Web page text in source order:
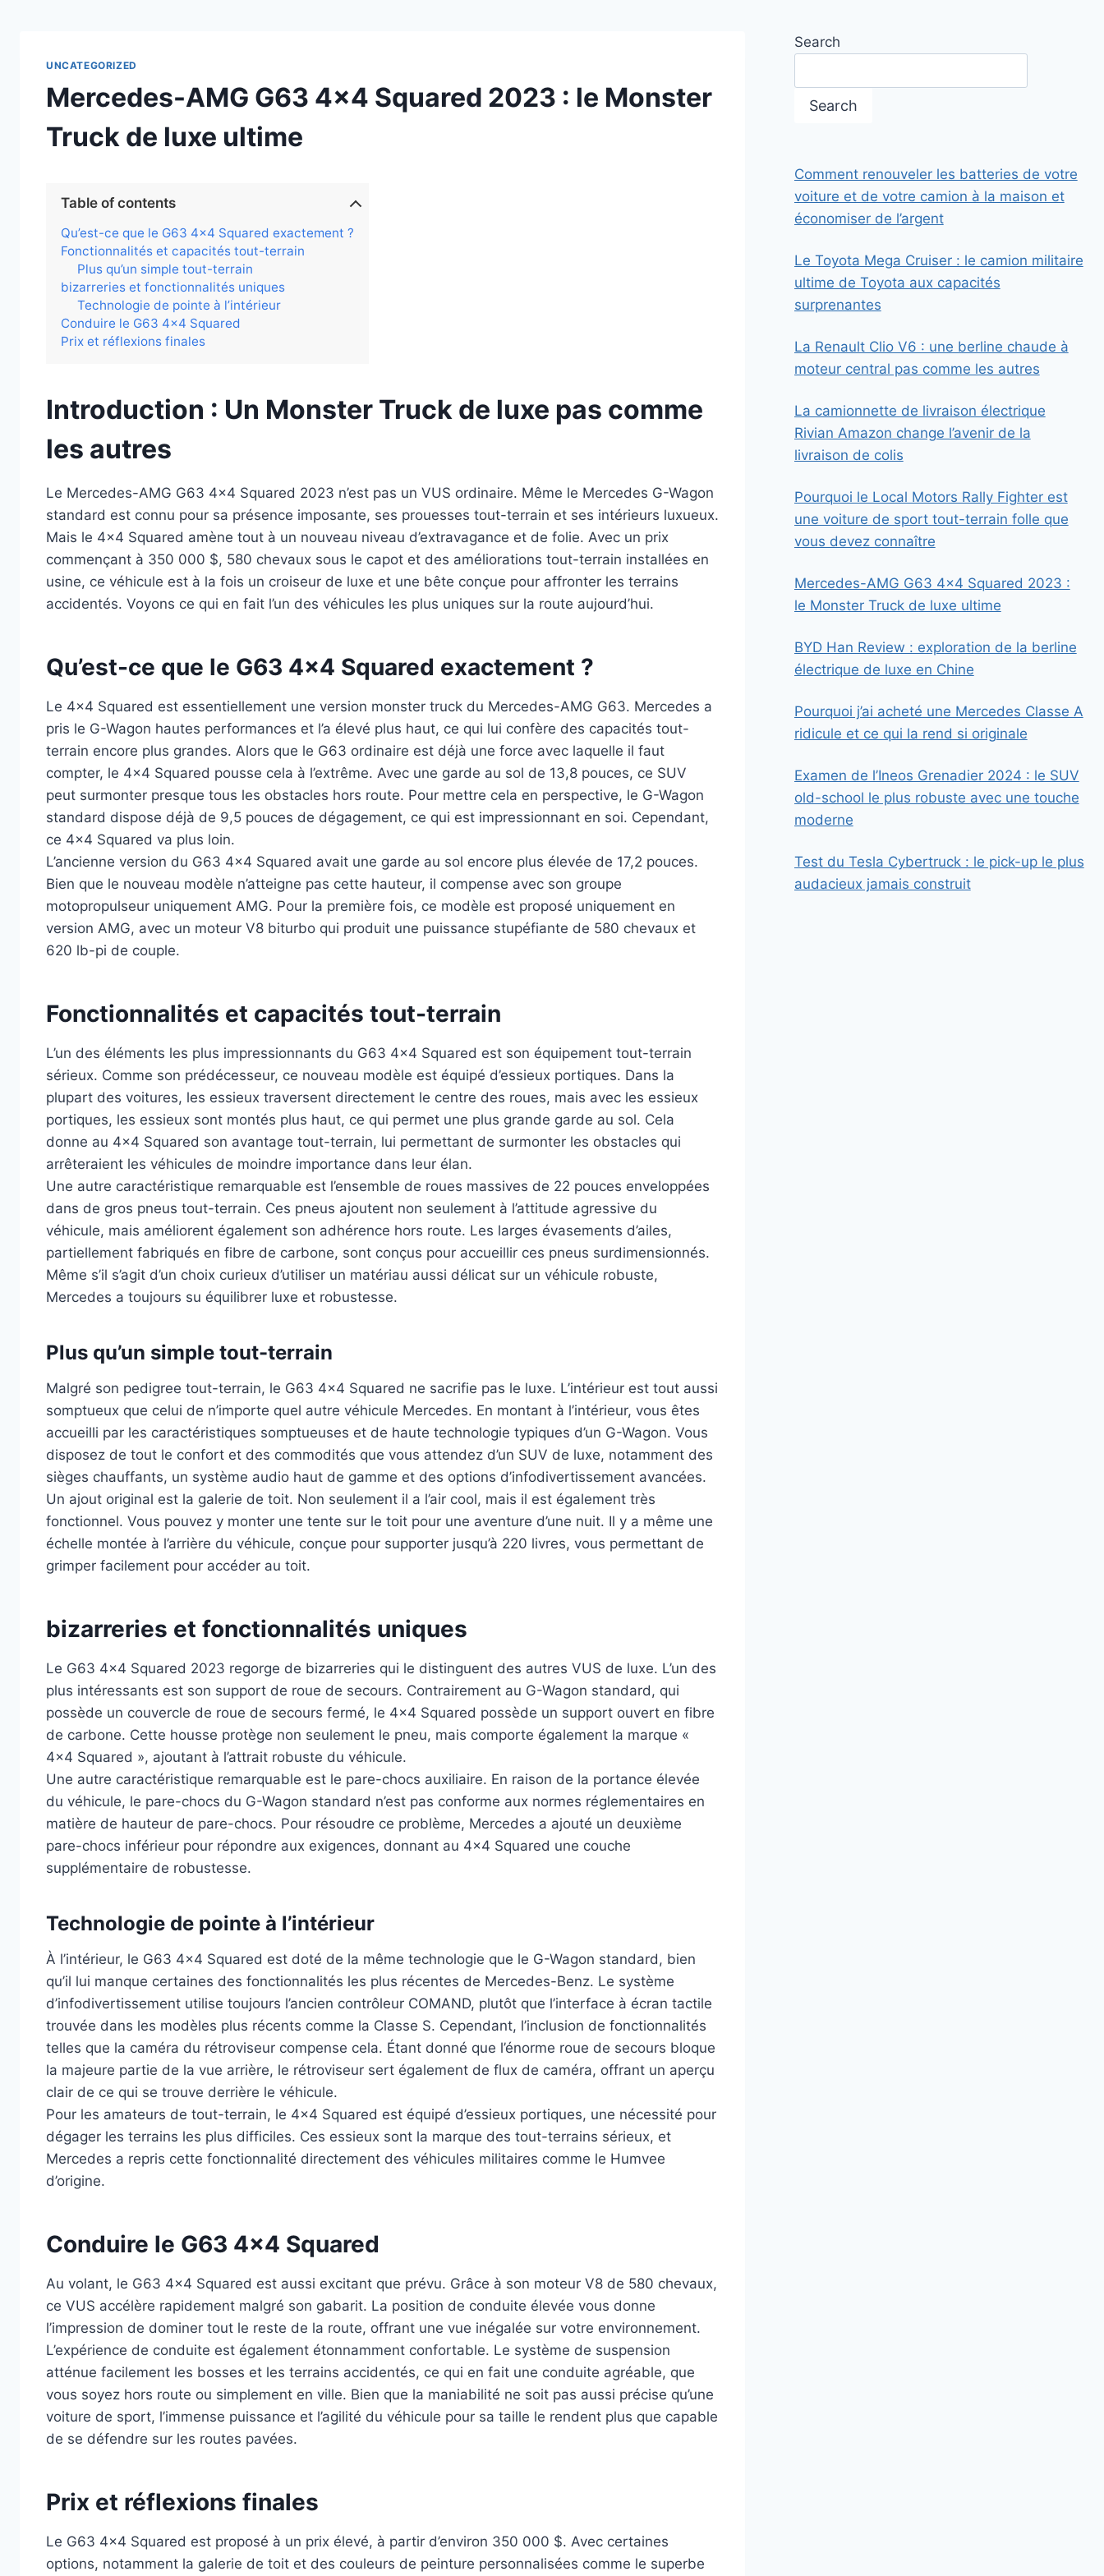
UNCATEGORIZED
Mercedes-AMG G63 4×4 Squared 2023 : le Monster
Truck de luxe ultime
Table of contents
Qu’est-ce que le G63 4×4 Squared exactement ?
Fonctionnalités et capacités tout-terrain
Plus qu’un simple tout-terrain
bizarreries et fonctionnalités uniques
Technologie de pointe à l’intérieur
Conduire le G63 4×4 Squared
Prix et réflexions finales
Introduction : Un Monster Truck de luxe pas comme
les autres
Le Mercedes-AMG G63 4×4 Squared 2023 n’est pas un VUS ordinaire. Même le Mercedes G-Wagon
standard est connu pour sa présence imposante, ses prouesses tout-terrain et ses intérieurs luxueux.
Mais le 4×4 Squared amène tout à un nouveau niveau d’extravagance et de folie. Avec un prix
commençant à 350 000 $, 580 chevaux sous le capot et des améliorations tout-terrain installées en
usine, ce véhicule est à la fois un croiseur de luxe et une bête conçue pour affronter les terrains
accidentés. Voyons ce qui en fait l’un des véhicules les plus uniques sur la route aujourd’hui.
Qu’est-ce que le G63 4×4 Squared exactement ?
Le 4×4 Squared est essentiellement une version monster truck du Mercedes-AMG G63. Mercedes a
pris le G-Wagon hautes performances et l’a élevé plus haut, ce qui lui confère des capacités tout-
terrain encore plus grandes. Alors que le G63 ordinaire est déjà une force avec laquelle il faut
compter, le 4×4 Squared pousse cela à l’extrême. Avec une garde au sol de 13,8 pouces, ce SUV
peut surmonter presque tous les obstacles hors route. Pour mettre cela en perspective, le G-Wagon
standard dispose déjà de 9,5 pouces de dégagement, ce qui est impressionnant en soi. Cependant,
ce 4×4 Squared va plus loin.
L’ancienne version du G63 4×4 Squared avait une garde au sol encore plus élevée de 17,2 pouces.
Bien que le nouveau modèle n’atteigne pas cette hauteur, il compense avec son groupe
motopropulseur uniquement AMG. Pour la première fois, ce modèle est proposé uniquement en
version AMG, avec un moteur V8 biturbo qui produit une puissance stupéfiante de 580 chevaux et
620 lb-pi de couple.
Fonctionnalités et capacités tout-terrain
L’un des éléments les plus impressionnants du G63 4×4 Squared est son équipement tout-terrain
sérieux. Comme son prédécesseur, ce nouveau modèle est équipé d’essieux portiques. Dans la
plupart des voitures, les essieux traversent directement le centre des roues, mais avec les essieux
portiques, les essieux sont montés plus haut, ce qui permet une plus grande garde au sol. Cela
donne au 4×4 Squared son avantage tout-terrain, lui permettant de surmonter les obstacles qui
arrêteraient les véhicules de moindre importance dans leur élan.
Une autre caractéristique remarquable est l’ensemble de roues massives de 22 pouces enveloppées
dans de gros pneus tout-terrain. Ces pneus ajoutent non seulement à l’attitude agressive du
véhicule, mais améliorent également son adhérence hors route. Les larges évasements d’ailes,
partiellement fabriqués en fibre de carbone, sont conçus pour accueillir ces pneus surdimensionnés.
Même s’il s’agit d’un choix curieux d’utiliser un matériau aussi délicat sur un véhicule robuste,
Mercedes a toujours su équilibrer luxe et robustesse.
Plus qu’un simple tout-terrain
Malgré son pedigree tout-terrain, le G63 4×4 Squared ne sacrifie pas le luxe. L’intérieur est tout aussi
somptueux que celui de n’importe quel autre véhicule Mercedes. En montant à l’intérieur, vous êtes
accueilli par les caractéristiques somptueuses et de haute technologie typiques d’un G-Wagon. Vous
disposez de tout le confort et des commodités que vous attendez d’un SUV de luxe, notamment des
sièges chauffants, un système audio haut de gamme et des options d’infodivertissement avancées.
Un ajout original est la galerie de toit. Non seulement il a l’air cool, mais il est également très
fonctionnel. Vous pouvez y monter une tente sur le toit pour une aventure d’une nuit. Il y a même une
échelle montée à l’arrière du véhicule, conçue pour supporter jusqu’à 220 livres, vous permettant de
grimper facilement pour accéder au toit.
bizarreries et fonctionnalités uniques
Le G63 4×4 Squared 2023 regorge de bizarreries qui le distinguent des autres VUS de luxe. L’un des
plus intéressants est son support de roue de secours. Contrairement au G-Wagon standard, qui
possède un couvercle de roue de secours fermé, le 4×4 Squared possède un support ouvert en fibre
de carbone. Cette housse protège non seulement le pneu, mais comporte également la marque «
4×4 Squared », ajoutant à l’attrait robuste du véhicule.
Une autre caractéristique remarquable est le pare-chocs auxiliaire. En raison de la portance élevée
du véhicule, le pare-chocs du G-Wagon standard n’est pas conforme aux normes réglementaires en
matière de hauteur de pare-chocs. Pour résoudre ce problème, Mercedes a ajouté un deuxième
pare-chocs inférieur pour répondre aux exigences, donnant au 4×4 Squared une couche
supplémentaire de robustesse.
Technologie de pointe à l’intérieur
À l’intérieur, le G63 4×4 Squared est doté de la même technologie que le G-Wagon standard, bien
qu’il lui manque certaines des fonctionnalités les plus récentes de Mercedes-Benz. Le système
d’infodivertissement utilise toujours l’ancien contrôleur COMAND, plutôt que l’interface à écran tactile
trouvée dans les modèles plus récents comme la Classe S. Cependant, l’inclusion de fonctionnalités
telles que la caméra du rétroviseur compense cela. Étant donné que l’énorme roue de secours bloque
la majeure partie de la vue arrière, le rétroviseur sert également de flux de caméra, offrant un aperçu
clair de ce qui se trouve derrière le véhicule.
Pour les amateurs de tout-terrain, le 4×4 Squared est équipé d’essieux portiques, une nécessité pour
dégager les terrains les plus difficiles. Ces essieux sont la marque des tout-terrains sérieux, et
Mercedes a repris cette fonctionnalité directement des véhicules militaires comme le Humvee
d’origine.
Conduire le G63 4×4 Squared
Au volant, le G63 4×4 Squared est aussi excitant que prévu. Grâce à son moteur V8 de 580 chevaux,
ce VUS accélère rapidement malgré son gabarit. La position de conduite élevée vous donne
l’impression de dominer tout le reste de la route, offrant une vue inégalée sur votre environnement.
L’expérience de conduite est également étonnamment confortable. Le système de suspension
atténue facilement les bosses et les terrains accidentés, ce qui en fait une conduite agréable, que
vous soyez hors route ou simplement en ville. Bien que la maniabilité ne soit pas aussi précise qu’une
voiture de sport, l’immense puissance et l’agilité du véhicule pour sa taille le rendent plus que capable
de se défendre sur les routes pavées.
Prix et réflexions finales
Le G63 4×4 Squared est proposé à un prix élevé, à partir d’environ 350 000 $. Avec certaines
options, notamment la galerie de toit et des couleurs de peinture personnalisées comme le superbe
Search
Search
Comment renouveler les batteries de votre
voiture et de votre camion à la maison et
économiser de l’argent
Le Toyota Mega Cruiser : le camion militaire
ultime de Toyota aux capacités
surprenantes
La Renault Clio V6 : une berline chaude à
moteur central pas comme les autres
La camionnette de livraison électrique
Rivian Amazon change l’avenir de la
livraison de colis
Pourquoi le Local Motors Rally Fighter est
une voiture de sport tout-terrain folle que
vous devez connaître
Mercedes-AMG G63 4×4 Squared 2023 :
le Monster Truck de luxe ultime
BYD Han Review : exploration de la berline
électrique de luxe en Chine
Pourquoi j’ai acheté une Mercedes Classe A
ridicule et ce qui la rend si originale
Examen de l’Ineos Grenadier 2024 : le SUV
old-school le plus robuste avec une touche
moderne
Test du Tesla Cybertruck : le pick-up le plus
audacieux jamais construit